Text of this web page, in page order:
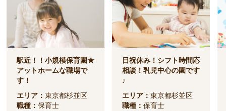
駅近！！小規模保育園★
アットホームな職場で
す！
エリア：東京都杉並区
職種：保育士
日祝休み！シフト時間応
相談！乳児中心の園です
♪
エリア：東京都杉並区
職種：保育士